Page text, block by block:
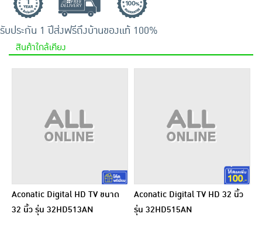
รับประกัน 1 ปีส่งฟรีถึงบ้านของแท้ 100%
สินค้าใกล้เคียง
Aconatic Digital HD TV ขนาด
32 นิ้ว รุ่น 32HD513AN
Aconatic Digital TV HD 32 นิ้ว
รุ่น 32HD515AN